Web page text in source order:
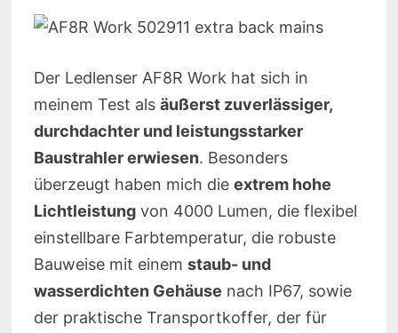
Der Ledlenser AF8R Work hat sich in
meinem Test als äußerst zuverlässiger,
durchdachter und leistungsstarker
Baustrahler erwiesen. Besonders
überzeugt haben mich die extrem hohe
Lichtleistungvon 4000 Lumen, die flexibel
einstellbare Farbtemperatur, die robuste
Bauweise mit einem staub- und
wasserdichten Gehäuse nach IP67, sowie
der praktische Transportkoffer, der für